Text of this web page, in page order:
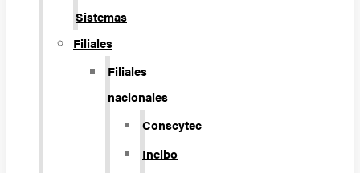
Sistemas
Filiales
Filiales
nacionales
Conscytec
Inelbo